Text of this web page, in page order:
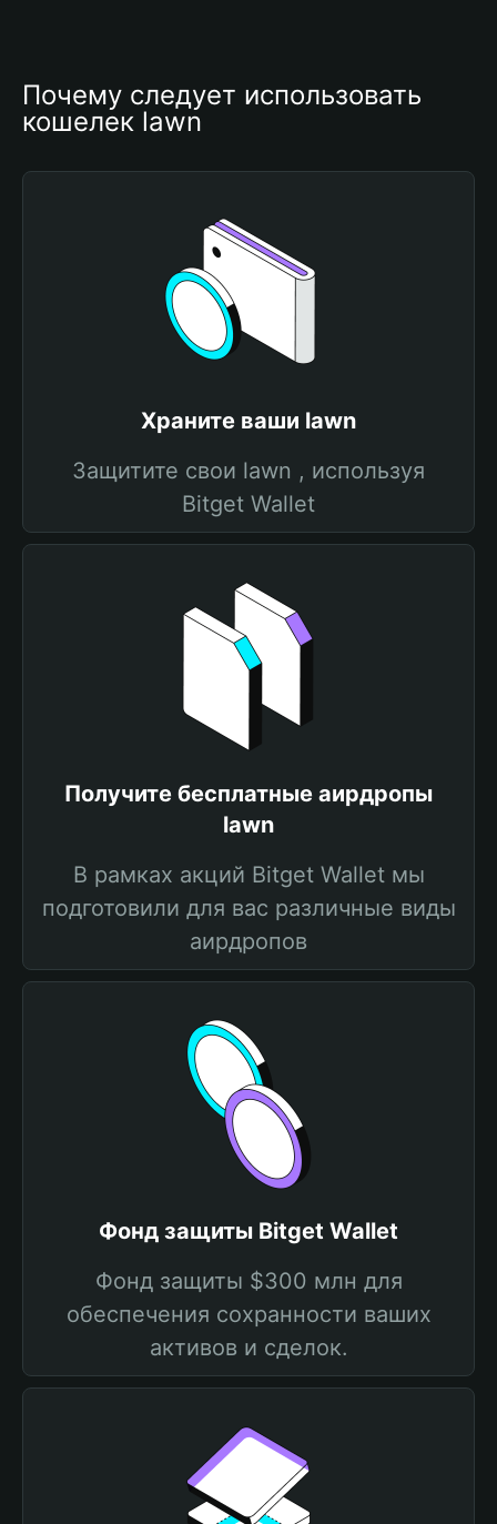
Почему следует использовать
кошелек lawn
Храните ваши lawn
Защитите свои lawn , используя
Bitget Wallet
Получите бесплатные аирдропы
lawn
В рамках акций Bitget Wallet мы
подготовили для вас различные виды
аирдропов
Фонд защиты Bitget Wallet
Фонд защиты $300 млн для
обеспечения сохранности ваших
активов и сделок.